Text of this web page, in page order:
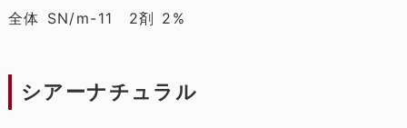
全体 SN/m-11 2剤 2%
シアーナチュラル